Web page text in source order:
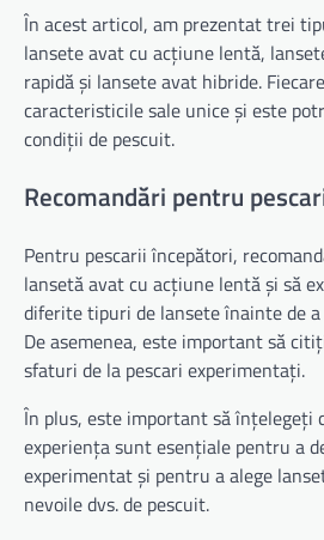
În acest articol, am prezentat trei
lansete avat cu acțiune lentă,
rapidă și lansete avat hibride.
caracteristicile sale unice și este
condiții de pescuit.
Recomandări pentru
Pentru pescarii începători,
lansetă avat cu acțiune lentă și să
diferite tipuri de lansete înainte de
De asemenea, este important să
sfaturi de la pescari experimentați.
În plus, este important să înțelegeți
experiența sunt esențiale pentru a
experimentat și pentru a alege
nevoile dvs. de pescuit.